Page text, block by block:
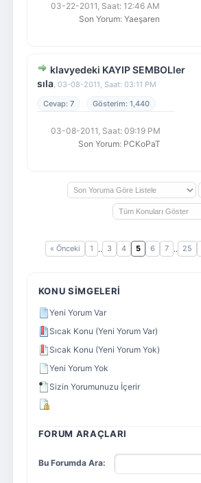
03-22-2011, Saat: 12:46 AM
Son Yorum: Yaeşaren
klavyedeki KAYIP SEMBOLler
sıla, 03-08-2011, Saat: 03:11 PM
7
1,440
03-08-2011, Saat: 09:19 PM
Son Yorum: PCKoPaT
« Önceki 1 .. 3 4 5 6 7 .. 25
KONU SIMGELERI
Yeni Yorum Var
Sıcak Konu (Yeni Yorum Var)
Sıcak Konu (Yeni Yorum Yok)
Yeni Yorum Yok
Sizin Yorumunuzu İçerir
FORUM ARAÇLARI
Bu Forumda Ara: